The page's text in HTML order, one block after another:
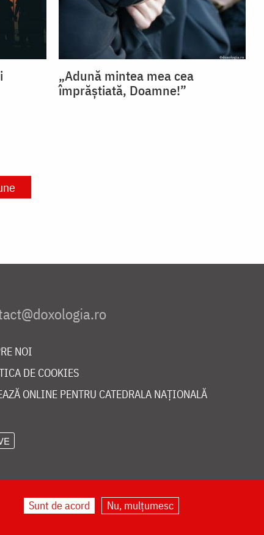
„Adună mintea mea cea
împrăștiată, Doamne!”
NOI
DE COOKIES
ONLINE PENTRU CATEDRALA NAȚIONALĂ
Sunt de acord Nu, mulțumesc